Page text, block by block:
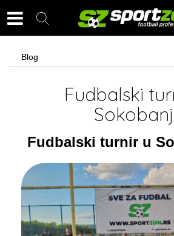
Blog
Fudbalski
Fudbalski turnir u